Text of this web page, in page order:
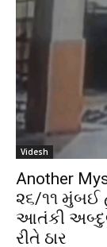
Videsh
Another
૨૬/૧૧ મુંબઈ
આતંકી
રીતે ઠાર